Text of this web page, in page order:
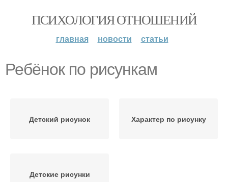
ПСИХОЛОГИЯ ОТНОШЕНИЙ
главная новости статьи
Ребёнок по рисункам
Детский рисунок Характер по рисунку
Детские рисунки